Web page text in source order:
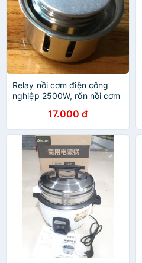
Relay nồi cơm điện công
nghiệp 2500W, rốn nồi cơm
17.000 đ